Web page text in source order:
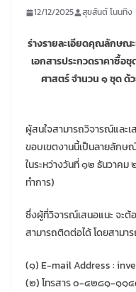
12/12/2025 สุขสันต์ โนนทิง
ร่างรายละเอียดคุณลักษณะ
เอกสารประกวดราคาซื้
ศาสตร์ จำนวน ๑ ชุดด้
ผู้สนใจสามารถวิจารณ์และ
ขอบเขตงานนี้เป็นลายลักษ
ในระหว่างวันที่ ๑๒ ธันวาค
ทำการ)
ซึ่งผู้ที่วิจารณ์เสนอแนะ จะต้
สามารถติดต่อได้ โดยสามา
(๑) E-mail Address :
(๒) โทรสาร ๐-๔๒๘๑-๑๑